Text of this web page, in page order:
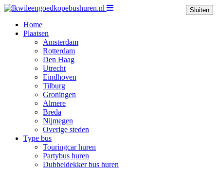
Home
Plaatsen
Amsterdam
Rotterdam
Den Haag
Utrecht
Eindhoven
Tilburg
Groningen
Almere
Breda
Nijmegen
Overige steden
Type bus
Touringcar huren
Partybus huren
Dubbeldekker bus huren
Sluiten